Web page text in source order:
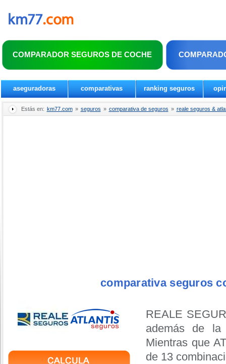
COMPARADOR SEGUROS DE COCHE
aseguradoras comparativas ranking seguros
Estás en: km77.com » seguros » comparativa de seguros » reale seguros &
comparativa seguros
REALE
además de la
Mientras que
de 13